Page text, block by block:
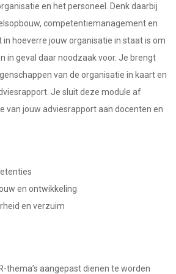
en het personeel. Denk daarbij
competentiemanagement en
hoeverre jouw organisatie in staat is om
in geval daar noodzaak voor. Je brengt
van de organisatie in kaart en
Je sluit deze module af
van jouw adviesrapport aan docenten en
en ontwikkeling
en verzuim
thema’s aangepast dienen te worden